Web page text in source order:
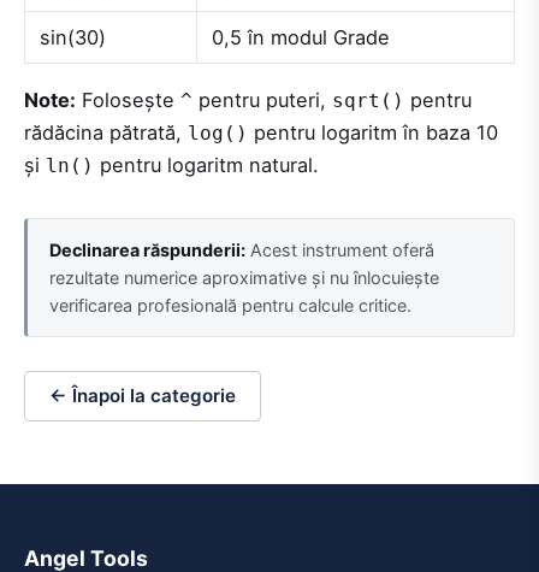
sin(30) 0,5 în modul Grade
Note: Folosește ^ pentru puteri, sqrt() pentru
rădăcina pătrată, log() pentru logaritm în baza 10
și ln() pentru logaritm natural.
Declinarea răspunderii: Acest instrument oferă
rezultate numerice aproximative și nu înlocuiește
verificarea profesională pentru calcule critice.
← Înapoi la categorie
Angel Tools